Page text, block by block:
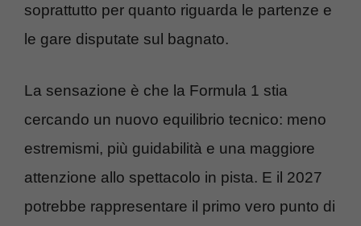
soprattutto per quanto riguarda le partenze e
le gare disputate sul bagnato.
La sensazione è che la Formula 1 stia
cercando un nuovo equilibrio tecnico: meno
estremismi, più guidabilità e una maggiore
attenzione allo spettacolo in pista. E il 2027
potrebbe rappresentare il primo vero punto di